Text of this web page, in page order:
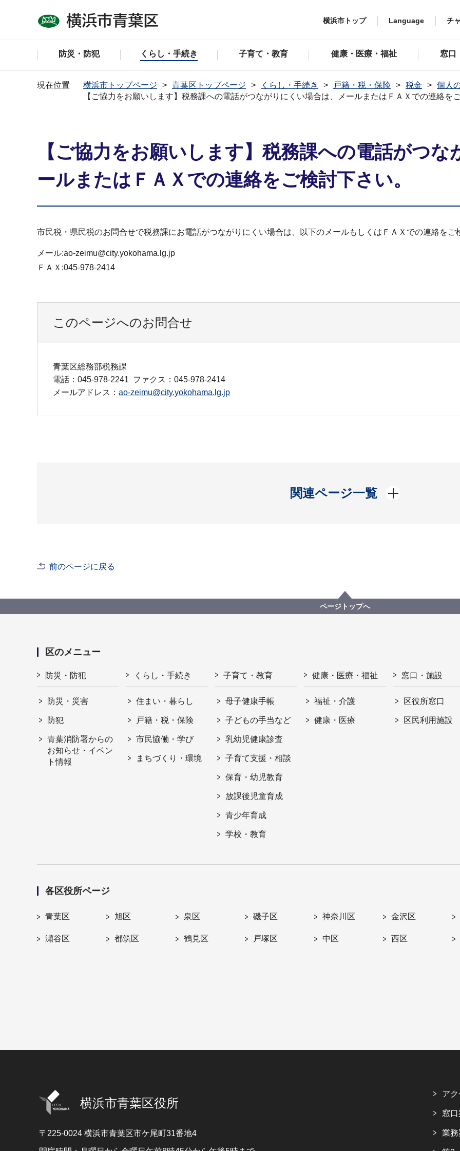
横浜市トップ Language チ
防災・防犯 くらし・手続き 子育て・教育 健康・医療・福祉 窓口
現在位置 横浜市トップページ 青葉区トップページ くらし・手続き 戸籍・税・保険 税金
個人
【ご協力をお願いします】税務課への電話がつながりにくい場合は、メールまたはＦＡＸでの連絡を
【ご協力をお願いします】税務課への電話がつな
ールまたはＦＡＸでの連絡をご検討下さい。
市民税・県民税のお問合せで税務課にお電話がつながりにくい場合は、以下のメールもしくはＦＡＸでの連絡をご
メール:ao-zeimu@city.yokohama.lg.jp
ＦＡＸ:045-978-2414
このページへのお問合せ
青葉区総務部税務課
電話：045-978-2241 ファクス：045-978-2414
メールアドレス： ao-zeimu@city.yokohama.lg.jp
関連ページ一覧
開く
前のページに戻る
ページトップへ
区のメニュー
防災・防犯
防災・災害
防犯
青葉消防署からの
お知らせ・イベン
ト情報
くらし・手続き
住まい・暮らし
戸籍・税・保険
市民協働・学び
まちづくり・環境
子育て・教育
母子健康手帳
子どもの手当など
乳幼児健康診査
子育て支援・相談
保育・幼児教育
放課後児童育成
青少年育成
学校・教育
健康・医療・福祉
福祉・介護
健康・医療
窓口・施設
区役所窓口
区民利用施設
各区役所ページ
青葉区 旭区 泉区 磯子区 神奈川区 金沢区
瀬谷区 都筑区 鶴見区 戸塚区 中区 西区
横浜市青葉区役所
〒225-0024 横浜市青葉区市ケ尾町31番地4
ア
窓
業務